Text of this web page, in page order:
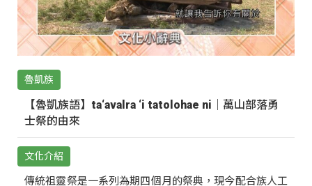
魯凱族
【魯凱族語】ta‘avalra ‘i tatolohae ni｜萬山部落勇
士祭的由來
文化介紹
傳統祖靈祭是一系列為期四個月的祭典，現今配合族人工